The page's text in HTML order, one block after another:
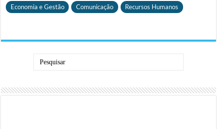
Economia e Gestão Comunicação Recursos Humanos